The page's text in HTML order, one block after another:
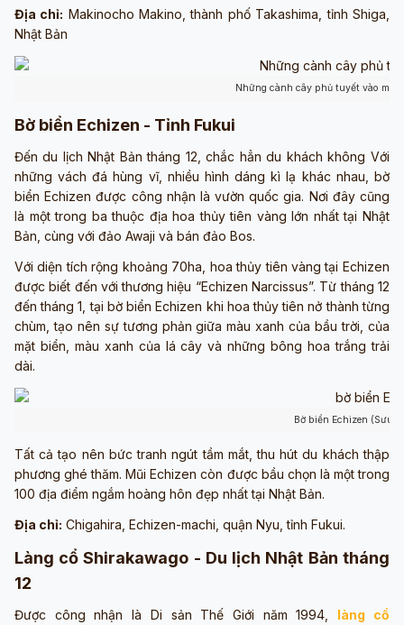
Địa chỉ: Makinocho Makino, thành phố Takashima, tỉnh Shiga,
Nhật Bản
Những cành cây phủ tuyết vào
Bờ biển Echizen - Tỉnh Fukui
Đến du lịch Nhật Bản tháng 12, chắc hẳn du khách không Với
những vách đá hùng vĩ, nhiều hình dáng kì lạ khác nhau, bờ
biển Echizen được công nhận là vườn quốc gia. Nơi đây cũng
là một trong ba thuộc địa hoa thủy tiên vàng lớn nhất tại Nhật
Bản, cùng với đảo Awaji và bán đảo Bos.
Với diện tích rộng khoảng 70ha, hoa thủy tiên vàng tại Echizen
được biết đến với thương hiệu “Echizen Narcissus”. Từ tháng 12
đến tháng 1, tại bờ biển Echizen khi hoa thủy tiên nở thành từng
chùm, tạo nên sự tương phản giữa màu xanh của bầu trời, của
mặt biển, màu xanh của lá cây và những bông hoa trắng trải
dài.
Bờ biển Echizen (Sưu
Tất cả tạo nên bức tranh ngút tầm mắt, thu hút du khách thập
phương ghé thăm. Mũi Echizen còn được bầu chọn là một trong
100 địa điểm ngắm hoàng hôn đẹp nhất tại Nhật Bản.
Địa chỉ: Chigahira, Echizen-machi, quận Nyu, tỉnh Fukui.
Làng cổ Shirakawago - Du lịch Nhật Bản tháng
12
Được công nhận là Di sản Thế Giới năm 1994, làng cổ